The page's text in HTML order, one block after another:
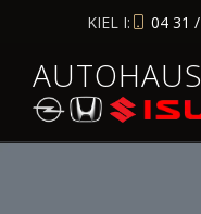
KIEL I: 04 31